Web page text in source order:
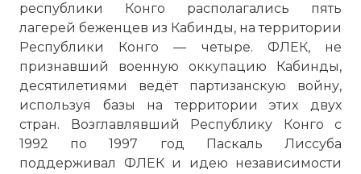
республики Конго располагались пять
лагерей беженцев из Кабинды, на территории
Республики Конго — четыре. ФЛЕК, не
признавший военную оккупацию Кабинды,
десятилетиями ведёт партизанскую войну,
используя базы на территории этих двух
стран. Возглавлявший Республику Конго с
1992 по 1997 год Паскаль Лиссуба
поддерживал ФЛЕК и идею независимости